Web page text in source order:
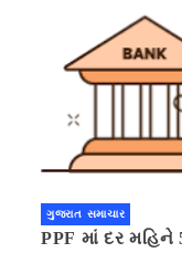
ગુજરાત સમાચાર
PPF માં દર મહિને